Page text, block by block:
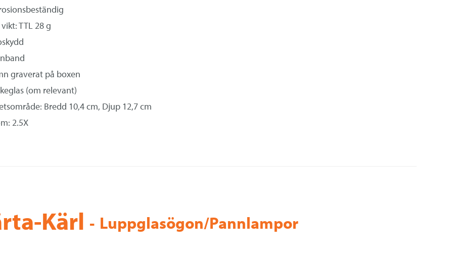
TTL 28 g
graverat på boxen
(om relevant)
Bredd 10,4 cm, Djup 12,7 cm
2.5X
Kärl - Luppglasögon/Pannlampor